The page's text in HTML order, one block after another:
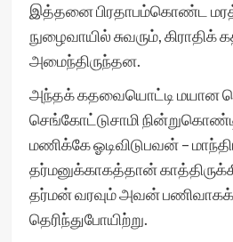
இத்தனை பிரதாபம்கொண்ட
நுழைவாயில் சுவரும், கிராதிக்
அமைந்திருந்தன.
அந்தக் கதவையொட்டி மயான
செங்கோட்டுசாமி
மணிக்கே ஓடிவிடுபவன் –
தர்மனுக்காகத்தான்
தர்மன் வரவும் அவன் பணிவாகக்
தெரிந்துபோயிற்று.